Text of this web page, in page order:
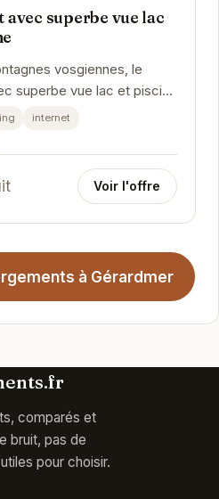
avec superbe vue lac
vosgiennes, le
superbe vue lac et piscine
cadre idyllique pour une...
internet
Voir l'offre
à Gérardmer
comparés et
bruit, pas de
pour choisir.